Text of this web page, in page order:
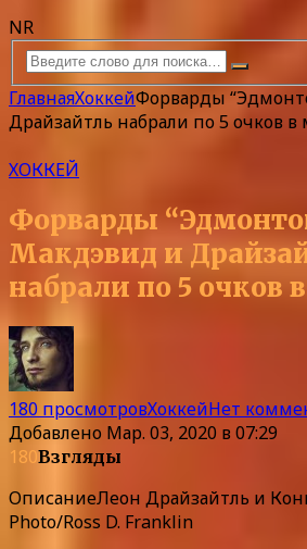
NR
ГлавнаяХоккейФорварды
Драйзайтль набрали по 5 очков
ХОККЕЙ
Форварды
Макдэвид и
набрали по 5 очков
180 просмотровХоккейНет
Добавлено Мар. 03, 2020 в 07:29
180Взгляды
ОписаниеЛеон Драйзайтль и
Photo/Ross D. Franklin